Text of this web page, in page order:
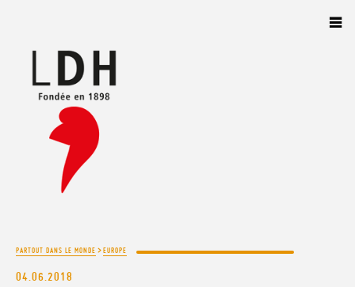
PARTOUT DANS LE MONDE >EUROPE
04.06.2018